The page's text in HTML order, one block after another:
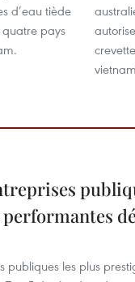
d’eau tiède
pays
publiques les plus